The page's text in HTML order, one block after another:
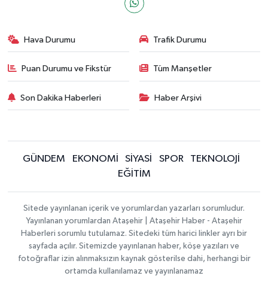
Hava Durumu Trafik Durumu
Puan Durumu ve Fikstür Tüm Manşetler
Son Dakika Haberleri Haber Arşivi
GÜNDEM EKONOMİ SİYASİ SPOR
TEKNOLOJİ
EĞİTİM
Sitede yayınlanan içerik ve yorumlardan yazarları sorumludur.
Yayınlanan yorumlardan Ataşehir | Ataşehir Haber - Ataşehir
Haberleri sorumlu tutulamaz. Sitedeki tüm harici linkler ayrı bir
sayfada açılır. Sitemizde yayınlanan haber, köşe yazıları ve
fotoğraflar izin alınmaksızın kaynak gösterilse dahi, herhangi bir
ortamda kullanılamaz ve yayınlanamaz